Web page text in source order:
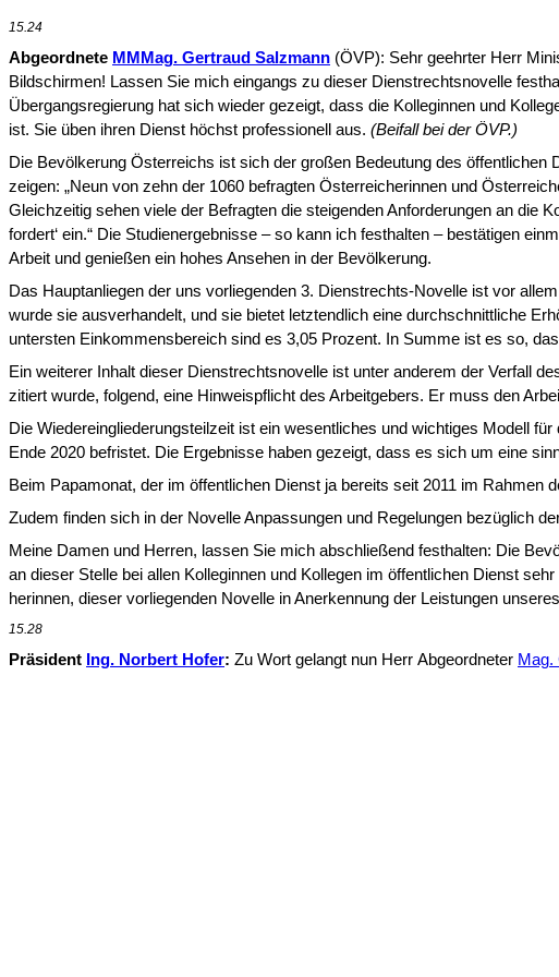
15.24
Abgeordnete MMMag. Gertraud Salzmann (ÖVP): Sehr geehrter Herr
Bildschirmen! Lassen Sie mich eingangs zu dieser Dienstrechtsnovelle
Übergangsregierung hat sich wieder gezeigt, dass die Kolleginnen und
ist. Sie üben ihren Dienst höchst professionell aus. (Beifall bei der ÖVP.)
Die Bevölkerung Österreichs ist sich der großen Bedeutung des
zeigen: „Neun von zehn der 1060 befragten Österrei­cherinnen und
Gleichzeitig sehen viele der Befragten die steigenden Anforderungen an die
fordert‘ ein.“ Die Studienergebnisse – so kann ich festhalten – bestätigen
Arbeit und genießen ein hohes Ansehen in der Bevölke­rung.
Das Hauptanliegen der uns vorliegenden 3. Dienstrechts-Novelle ist vor
wurde sie ausverhandelt, und sie bietet letztendlich eine durchschnittliche
untersten Einkommens­bereich sind es 3,05 Prozent. In Summe ist es so,
Ein weiterer Inhalt dieser Dienstrechtsnovelle ist unter anderem der Verfall
zitiert wurde, folgend, eine Hinweispflicht des Ar­beitgebers. Er muss den
Die Wiedereingliederungsteilzeit ist ein wesentliches und wichtiges Modell
Ende 2020 befristet. Die Ergebnisse haben gezeigt, dass es sich um eine
Beim Papamonat, der im öffentlichen Dienst ja bereits seit 2011 im
Zudem finden sich in der Novelle Anpassungen und Regelungen bezüglich
Meine Damen und Herren, lassen Sie mich abschließend festhalten: Die
an dieser Stelle bei allen Kolleginnen und Kollegen im öffentlichen Dienst
herinnen, dieser vorlie­genden Novelle in Anerkennung der Leistungen
15.28
Präsident Ing. Norbert Hofer: Zu Wort gelangt nun Herr Abgeordneter Mag.